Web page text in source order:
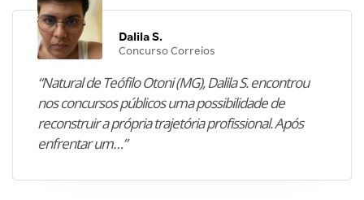
Dalila S.
Concurso Correios
“Natural de Teófilo Otoni (MG), Dalila S. encontrou
nos concursos públicos uma possibilidade de
reconstruir a própria trajetória profissional. Após
enfrentar um…”